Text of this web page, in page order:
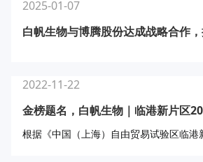
2025-01-07
2022-11-22